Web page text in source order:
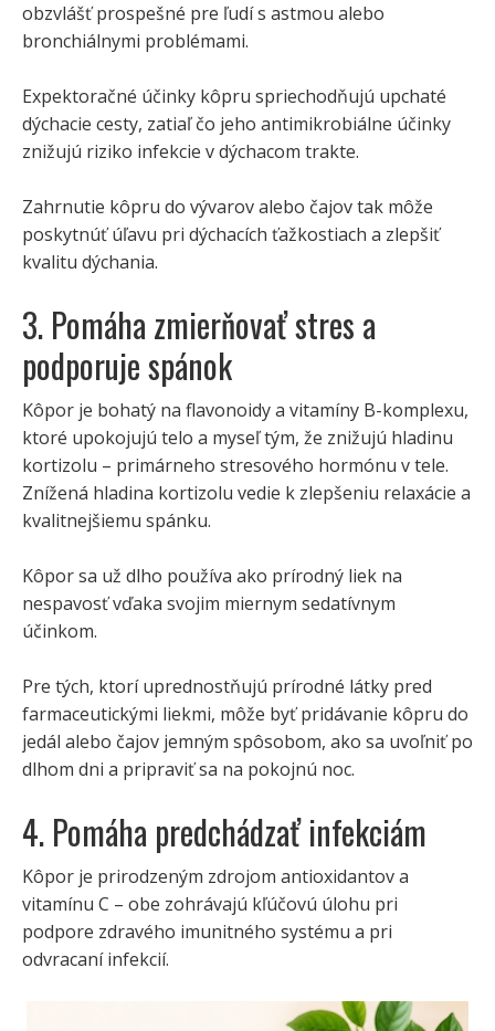
obzvlášť prospešné pre ľudí s astmou alebo
bronchiálnymi problémami.
Expektoračné účinky kôpru spriechodňujú upchaté
dýchacie cesty, zatiaľ čo jeho antimikrobiálne účinky
znižujú riziko infekcie v dýchacom trakte.
Zahrnutie kôpru do vývarov alebo čajov tak môže
poskytnúť úľavu pri dýchacích ťažkostiach a zlepšiť
kvalitu dýchania.
3. Pomáha zmierňovať stres a
podporuje spánok
Kôpor je bohatý na flavonoidy a vitamíny B-komplexu,
ktoré upokojujú telo a myseľ tým, že znižujú hladinu
kortizolu – primárneho stresového hormónu v tele.
Znížená hladina kortizolu vedie k zlepšeniu relaxácie a
kvalitnejšiemu spánku.
Kôpor sa už dlho používa ako prírodný liek na
nespavosť vďaka svojim miernym sedatívnym
účinkom.
Pre tých, ktorí uprednostňujú prírodné látky pred
farmaceutickými liekmi, môže byť pridávanie kôpru do
jedál alebo čajov jemným spôsobom, ako sa uvoľniť po
dlhom dni a pripraviť sa na pokojnú noc.
4. Pomáha predchádzať infekciám
Kôpor je prirodzeným zdrojom antioxidantov a
vitamínu C – obe zohrávajú kľúčovú úlohu pri
podpore zdravého imunitného systému a pri
odvracaní infekcií.